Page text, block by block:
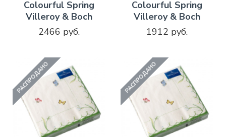
Colourful Spring
Villeroy & Boch
2466 руб.
Colourful Spring
Villeroy & Boch
1912 руб.
РАСПРОДАНО РАСПРОДАНО